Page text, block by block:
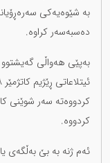
بە شێوەیەکی
دەسبەسەر کراوە.
بەپێی هەواڵی گەیشتوو
کردووەتە سەر شوێنی
کردووە.
ئەم ژنە بە بێ بەڵگەی